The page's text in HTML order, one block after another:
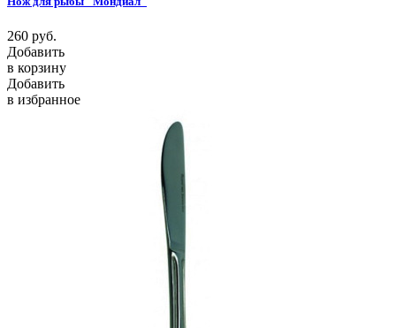
260 руб.
Добавить
в корзину
Добавить
в избранное